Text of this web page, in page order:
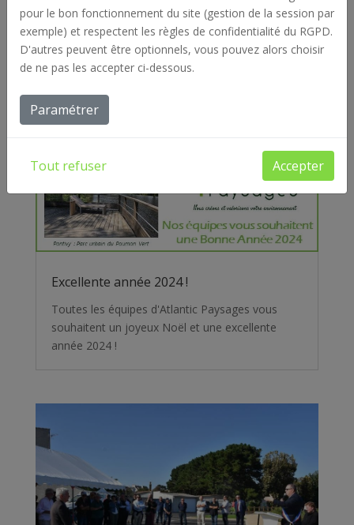
Mégalithes de Carnac et des rives du
Morbihan Auray Quiberon Terre
Notre entreprise Atlantic Paysages est très
heureuse et fière d'annoncer son partenariat
avec l'association Paysages...
Excellente année 2024 !
Toutes les équipes d'Atlantic Paysages vous
souhaitent un joyeux Noël et une excellente
année 2024 !
pour le bon fonctionnement du site (gestion de la session par
exemple) et respectent les règles de confidentialité du RGPD.
D'autres peuvent être optionnels, vous pouvez alors choisir
de ne pas les accepter ci-dessous.
Paramétrer
Tout refuser Accepter